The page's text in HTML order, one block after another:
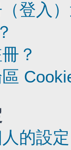
登入
？
區
的設